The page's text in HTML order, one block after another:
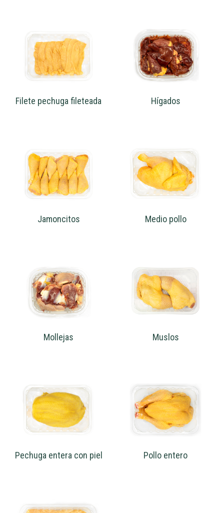
Filete pechuga fileteada Hígados
Jamoncitos Medio pollo
Mollejas Muslos
Pechuga entera con piel Pollo entero